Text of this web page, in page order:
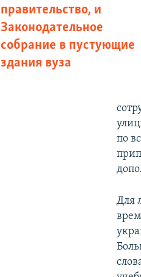
правительство, и
Законодательное
собрание в пустующие
здания вуза
по
Для